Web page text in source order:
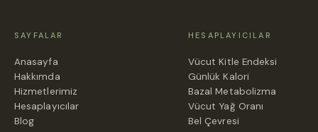
SAYFALAR
Anasayfa
Hakkımda
Hizmetlerimiz
Hesaplayıcılar
Blog
HESAPLAYICILAR
Vücut Kitle Endeksi
Günlük Kalori
Bazal Metabolizma
Vücut Yağ Oranı
Bel Çevresi